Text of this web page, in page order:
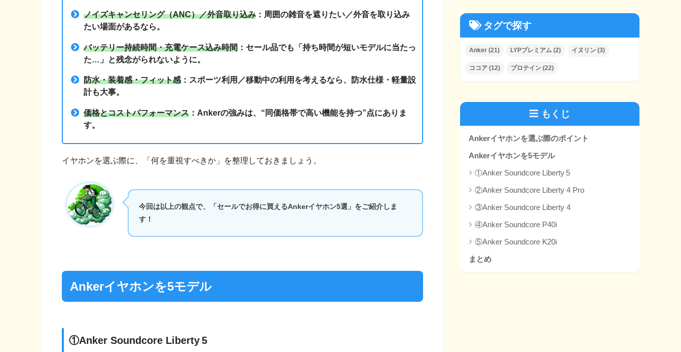
ノイズキャンセリング（ANC）／外音取り込み ：周囲の雑音を遮りたい／外音を取り込み
たい場面があるなら。
バッテリー持続時間・充電ケース込み時間 ：セール品でも「持ち時間が短いモデルに当たっ
た…」と残念がられないように。
防水・装着感・フィット感 ：スポーツ利用／移動中の利用を考えるなら、防水仕様・軽量設
計も大事。
価格とコストパフォーマンス ：Ankerの強みは、“同価格帯で高い機能を持つ”点にありま
す。
イヤホンを選ぶ際に、「何を重視すべきか」を整理しておきましょう。
今回は以上の観点で、「セールでお得に買えるAnkerイヤホン5選」をご紹介しま
す！
Ankerイヤホンを5モデル
①Anker Soundcore Liberty 5
タグで探す
Anker (21) LYPプレミアム (2) イヌリン (3)
ココア (12) プロテイン (22)
もくじ
Ankerイヤホンを選ぶ際のポイント
Ankerイヤホンを5モデル
①Anker Soundcore Liberty 5
②Anker Soundcore Liberty 4 Pro
③Anker Soundcore Liberty 4
④Anker Soundcore P40i
⑤Anker Soundcore K20i
まとめ